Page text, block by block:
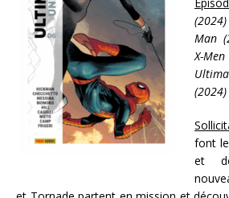
Man
X-
font le
et